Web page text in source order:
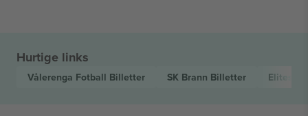
Hurtige links
Vålerenga Fotball Billetter SK Brann Billetter